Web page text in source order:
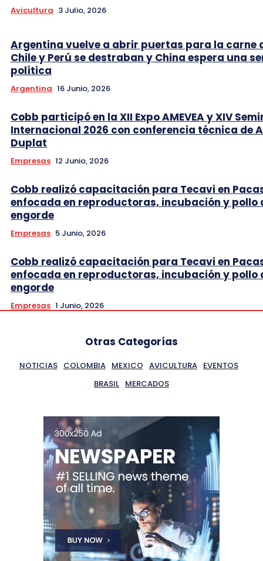
Avicultura 3 Julio, 2026
Argentina vuelve a abrir puertas para la carne
Chile y Perú se destraban y China espera una
política
Argentina 16 Junio, 2026
Cobb participó en la XII Expo AMEVEA y XIV
Internacional 2026 con conferencia técnica de
Duplat
Empresas 12 Junio, 2026
Cobb realizó capacitación para Tecavi en
enfocada en reproductoras, incubación y pollo
engorde
Empresas 5 Junio, 2026
Cobb realizó capacitación para Tecavi en
enfocada en reproductoras, incubación y pollo
engorde
Empresas 1 Junio, 2026
Otras Categorías
NOTICIAS COLOMBIA MEXICO AVICULTURA
EVENTOS
BRASIL MERCADOS